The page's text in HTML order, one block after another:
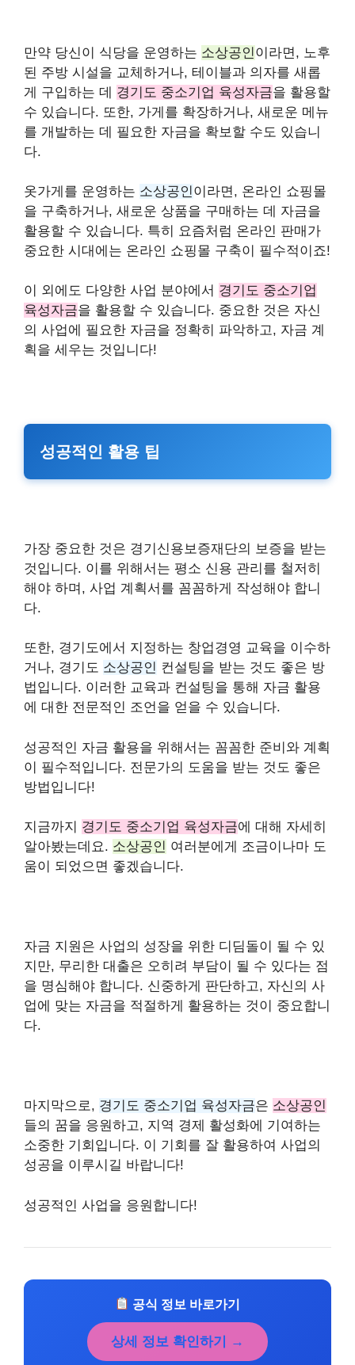
만약 당신이 식당을 운영하는 소상공인 이라면, 노후
된 주방 시설을 교체하거나, 테이블과 의자를 새롭
게 구입하는 데 경기도 중소기업 육성자금을 활용할
수 있습니다. 또한, 가게를 확장하거나, 새로운 메뉴
를 개발하는 데 필요한 자금을 확보할 수도 있습니
다.
옷가게를 운영하는 소상공인 이라면, 온라인 쇼핑몰
을 구축하거나, 새로운 상품을 구매하는 데 자금을
활용할 수 있습니다. 특히 요즘처럼 온라인 판매가
중요한 시대에는 온라인 쇼핑몰 구축이 필수적이죠!
이 외에도 다양한 사업 분야에서 경기도 중소기업
육성자금을 활용할 수 있습니다. 중요한 것은 자신
의 사업에 필요한 자금을 정확히 파악하고, 자금 계
획을 세우는 것입니다!
성공적인 활용 팁
가장 중요한 것은 경기신용보증재단의 보증을 받는
것입니다. 이를 위해서는 평소 신용 관리를 철저히
해야 하며, 사업 계획서를 꼼꼼하게 작성해야 합니
다.
또한, 경기도에서 지정하는 창업경영 교육을 이수하
거나, 경기도 소상공인 컨설팅을 받는 것도 좋은 방
법입니다. 이러한 교육과 컨설팅을 통해 자금 활용
에 대한 전문적인 조언을 얻을 수 있습니다.
성공적인 자금 활용을 위해서는 꼼꼼한 준비와 계획
이 필수적입니다. 전문가의 도움을 받는 것도 좋은
방법입니다!
지금까지 경기도 중소기업 육성자금에 대해 자세히
알아봤는데요. 소상공인 여러분에게 조금이나마 도
움이 되었으면 좋겠습니다.
자금 지원은 사업의 성장을 위한 디딤돌이 될 수 있
지만, 무리한 대출은 오히려 부담이 될 수 있다는 점
을 명심해야 합니다. 신중하게 판단하고, 자신의 사
업에 맞는 자금을 적절하게 활용하는 것이 중요합니
다.
마지막으로, 경기도 중소기업 육성자금은 소상공인
들의 꿈을 응원하고, 지역 경제 활성화에 기여하는
소중한 기회입니다. 이 기회를 잘 활용하여 사업의
성공을 이루시길 바랍니다!
성공적인 사업을 응원합니다!
공식 정보 바로가기
상세 정보 확인하기 →